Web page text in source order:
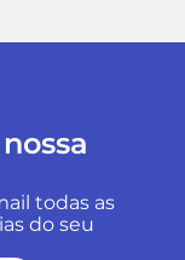
todas as
do seu